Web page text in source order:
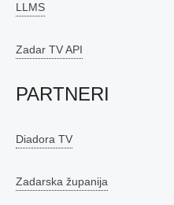
LLMS
Zadar TV API
PARTNERI
Diadora TV
Zadarska županija